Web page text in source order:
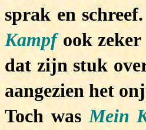
sprak en
Kampf ook
dat zijn stuk
aangezien het
Toch was Mein